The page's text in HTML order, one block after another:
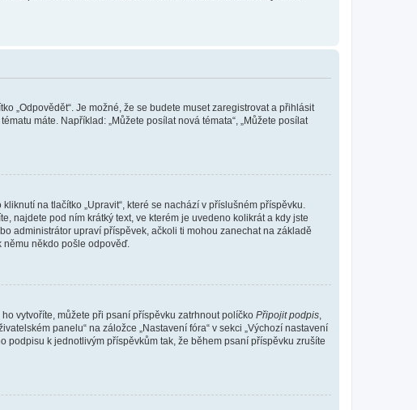
„Odpovědět“. Je možné, že se budete muset zaregistrovat a přihlásit
máte. Například: „Můžete posílat nová témata“, „Můžete posílat
na tlačítko „Upravit“, které se nachází v příslušném příspěvku.
najdete pod ním krátký text, ve kterém je uvedeno kolikrát a kdy jste
administrátor upraví příspěvek, ačkoli ti mohou zanechat na základě
někdo pošle odpověď.
vytvoříte, můžete při psaní příspěvku zatrhnout políčko Připojit podpis
panelu“ na záložce „Nastavení fóra“ v sekci „Výchozí nastavení
podpisu k jednotlivým příspěvkům tak, že během psaní příspěvku zrušíte